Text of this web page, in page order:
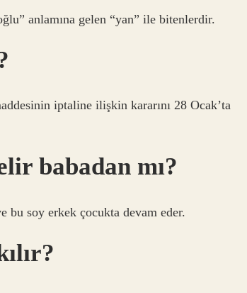
anlamına gelen “yan” ile bitenlerdir.
iptaline ilişkin kararını 28 Ocak’ta
babadan mı?
bu soy erkek çocukta devam eder.